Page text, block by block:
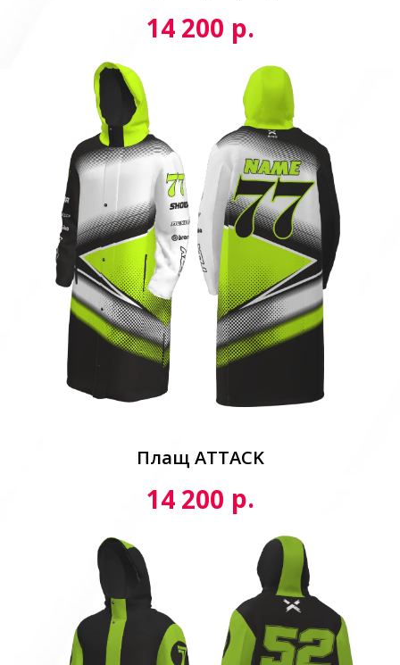
14 200 р.
Плащ ATTACK
14 200 р.